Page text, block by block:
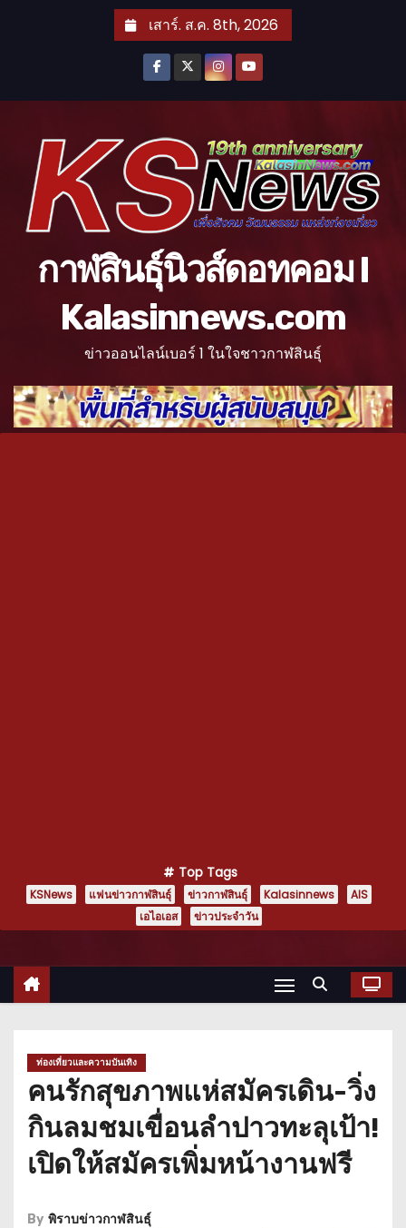
เสาร์. ส.ค. 8th, 2026
กาฬสินธุ์นิวส์ดอทคอม l
Kalasinnews.com
ข่าวออนไลน์เบอร์ 1 ในใจชาวกาฬสินธุ์
Top Tags
KSNews แฟนข่าวกาฬสินธุ์ ข่าวกาฬสินธุ์ Kalasinnews
AIS
เอไอเอส
ข่าวประจำวัน
ท่องเที่ยวและความบันเทิง
คนรักสุขภาพแห่สมัครเดิน-วิ่ง
กินลมชมเขื่อนลำปาวทะลุเป้า!
เปิดให้สมัครเพิ่มหน้างานฟรี
By พิราบข่าวกาฬสินธุ์